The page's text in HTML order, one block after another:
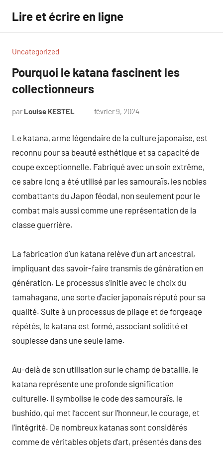
contenu
Lire et écrire en ligne
Uncategorized
Pourquoi le katana fascinent les
collectionneurs
par Louise KESTEL février 9, 2024
Le katana, arme légendaire de la culture japonaise, est
reconnu pour sa beauté esthétique et sa capacité de
coupe exceptionnelle. Fabriqué avec un soin extrême,
ce sabre long a été utilisé par les samouraïs, les nobles
combattants du Japon féodal, non seulement pour le
combat mais aussi comme une représentation de la
classe guerrière.
La fabrication d’un katana relève d’un art ancestral,
impliquant des savoir-faire transmis de génération en
génération. Le processus s’initie avec le choix du
tamahagane, une sorte d’acier japonais réputé pour sa
qualité. Suite à un processus de pliage et de forgeage
répétés, le katana est formé, associant solidité et
souplesse dans une seule lame.
Au-delà de son utilisation sur le champ de bataille, le
katana représente une profonde signification
culturelle. Il symbolise le code des samouraïs, le
bushido, qui met l’accent sur l’honneur, le courage, et
l’intégrité. De nombreux katanas sont considérés
comme de véritables objets d’art, présentés dans des